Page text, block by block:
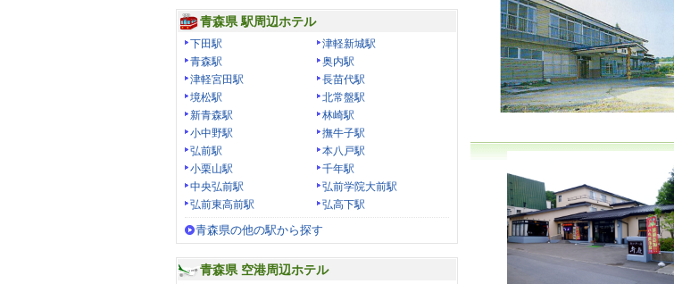
青森県 駅周辺ホテル
下田駅
津軽新城駅
青森駅
奥内駅
津軽宮田駅
長苗代駅
境松駅
北常盤駅
新青森駅
林崎駅
小中野駅
撫牛子駅
弘前駅
本八戸駅
小栗山駅
千年駅
中央弘前駅
弘前学院大前駅
弘前東高前駅
弘高下駅
青森県の他の駅から探す
青森県 空港周辺ホテル